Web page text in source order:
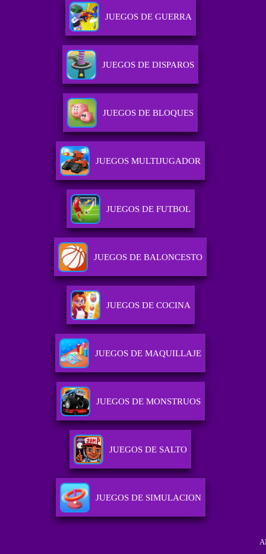
JUEGOS DE GUERRA
JUEGOS DE DISPAROS
JUEGOS DE BLOQUES
JUEGOS MULTIJUGADOR
JUEGOS DE FUTBOL
JUEGOS DE BALONCESTO
JUEGOS DE COCINA
JUEGOS DE MAQUILLAJE
JUEGOS DE MONSTRUOS
JUEGOS DE SALTO
JUEGOS DE SIMULACION